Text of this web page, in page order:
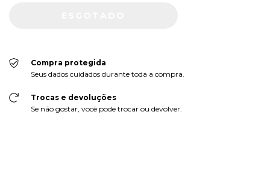
Compra protegida
Seus dados cuidados durante toda a compra.
Trocas e devoluções
Se não gostar, você pode trocar ou devolver.